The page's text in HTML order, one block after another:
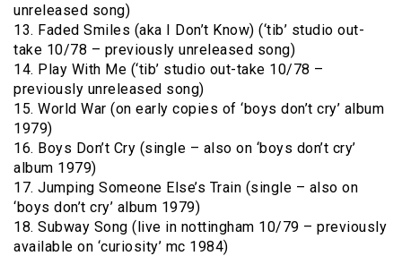
unreleased song)
13. Faded Smiles (aka I Don’t Know) (‘tib’ studio out-
take 10/78 – previously unreleased song)
14. Play With Me (‘tib’ studio out-take 10/78 –
previously unreleased song)
15. World War (on early copies of ‘boys don’t cry’ album
1979)
16. Boys Don’t Cry (single – also on ‘boys don’t cry’
album 1979)
17. Jumping Someone Else’s Train (single – also on
‘boys don’t cry’ album 1979)
18. Subway Song (live in nottingham 10/79 – previously
available on ‘curiosity’ mc 1984)